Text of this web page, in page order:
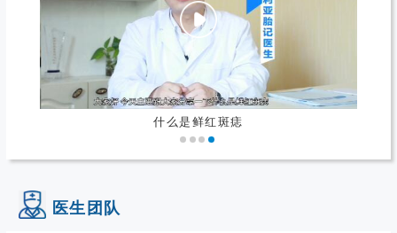
什么是鲜红斑痣
医生团队